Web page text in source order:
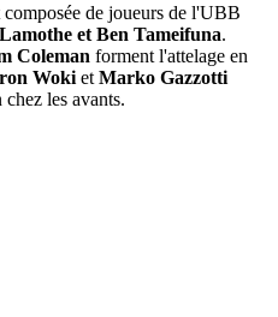
de joueurs de l'UBB
et Ben Tameifuna.
Coleman forment l'attelage en
Woki et Marko Gazzotti
les avants.